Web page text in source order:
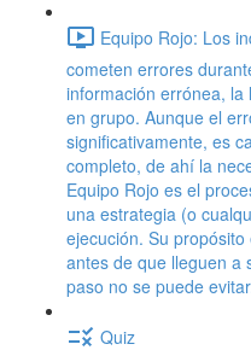
Equipo Rojo: Los
cometen errores
información errónea, la
en grupo. Aunque el
significativamente, es
completo, de ahí la
Equipo Rojo es el
una estrategia (o
ejecución. Su
antes de que lleguen a
paso no se puede
Quiz